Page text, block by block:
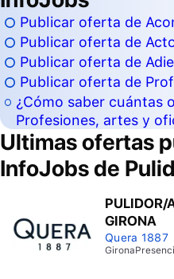
Publicar oferta de
Publicar oferta de
Publicar oferta de
Publicar oferta de
¿Cómo saber cuántas
Profesiones, artes y
Ultimas ofertas
InfoJobs de
PULIDOR/
GIRONA
Quera 1887
Girona